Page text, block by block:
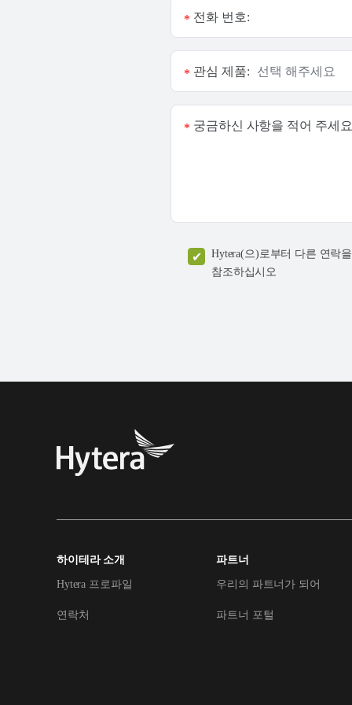
전화 번호:
*
관심 제품:
*
궁금하신 사항을 적어 주세
*
Hytera(으)로부터 다른 연락
참조하십시오
하이테라 소개
Hytera 프로파일
연락처
파트너
우리의 파트너가 되어
파트너 포털